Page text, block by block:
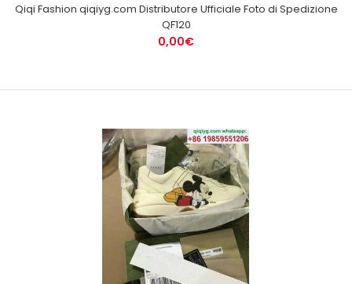
Qiqi Fashion qiqiyg.com Distributore Ufficiale Foto di Spedizione
QF120
0,00€